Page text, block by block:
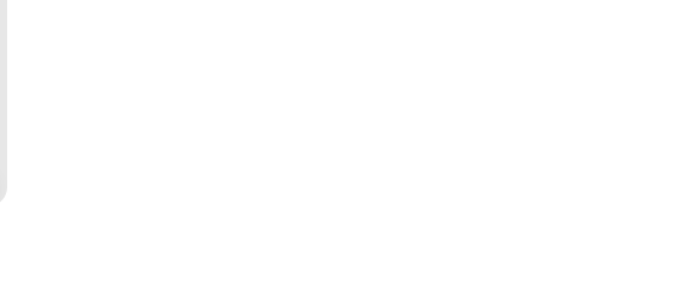
Floral Amarelo
Kids - Vestido Rodado Coração e Flores Amarelo